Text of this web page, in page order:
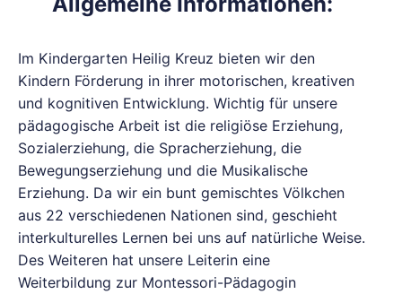
Im Kindergarten Heilig Kreuz bieten wir den
Kindern Förderung in ihrer motorischen, kreativen
und kognitiven Entwicklung. Wichtig für unsere
pädagogische Arbeit ist die religiöse Erziehung,
Sozialerziehung, die Spracherziehung, die
Bewegungserziehung und die Musikalische
Erziehung. Da wir ein bunt gemischtes Völkchen
aus 22 verschiedenen Nationen sind, geschieht
interkulturelles Lernen bei uns auf natürliche Weise.
Des Weiteren hat unsere Leiterin eine
Weiterbildung zur Montessori-Pädagogin